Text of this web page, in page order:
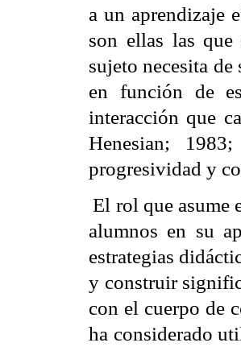
a un aprendizaje
son ellas las
sujeto necesita
en función de
interacción que
Henesian;
progresividad y
El rol que asume
alumnos en su
estrategias
y construir
con el cuerpo de
ha considerado